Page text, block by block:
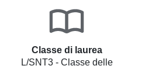
Classe di laurea
L/SNT3 - Classe delle